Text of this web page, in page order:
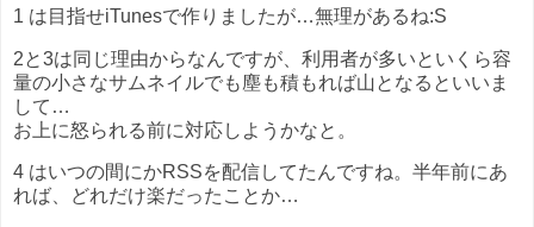
1 は目指せiTunesで作りましたが…無理があるね:S
2と3は同じ理由からなんですが、利用者が多いといくら容
量の小さなサムネイルでも塵も積もれば山となるといいま
して…
お上に怒られる前に対応しようかなと。
4 はいつの間にかRSSを配信してたんですね。半年前にあ
れば、どれだけ楽だったことか…